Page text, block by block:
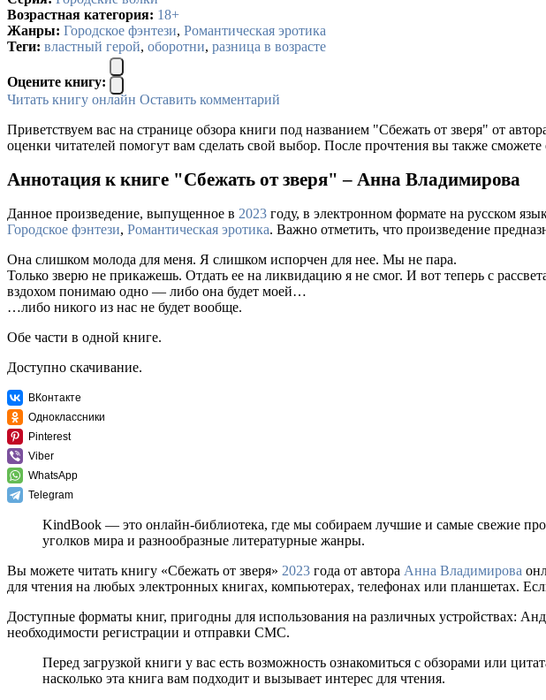
Возрастная категория: 18+
Жанры: Городское фэнтези, Романтическая эротика
Теги: властный герой, оборотни, разница в возрасте
Оцените книгу:
Читать книгу онлайн Оставить комментарий
Приветствуем вас на странице обзора книги под названием "Сбежать от зверя" от
оценки читателей помогут вам сделать свой выбор. После прочтения вы также
Аннотация к книге "Сбежать от зверя" – Анна Владимирова
Данное произведение, выпущенное в 2023 году, в электронном формате на русском
Городское фэнтези, Романтическая эротика. Важно отметить, что произведение
Она слишком молода для меня. Я слишком испорчен для нее. Мы не пара.
Только зверю не прикажешь. Отдать ее на ликвидацию я не смог. И вот теперь с
вздохом понимаю одно — либо она будет моей…
…либо никого из нас не будет вообще.
Обе части в одной книге.
Доступно скачивание.
ВКонтакте
Одноклассники
Pinterest
Viber
WhatsApp
Telegram
KindBook — это онлайн-библиотека, где мы собираем лучшие и самые свежие
уголков мира и разнообразные литературные жанры.
Вы можете читать книгу «Сбежать от зверя» 2023 года от автора Анна Владимирова
для чтения на любых электронных книгах, компьютерах, телефонах или планшетах.
Доступные форматы книг, пригодны для использования на различных устройствах:
необходимости регистрации и отправки СМС.
Перед загрузкой книги у вас есть возможность ознакомиться с обзорами или
насколько эта книга вам подходит и вызывает интерес для чтения.